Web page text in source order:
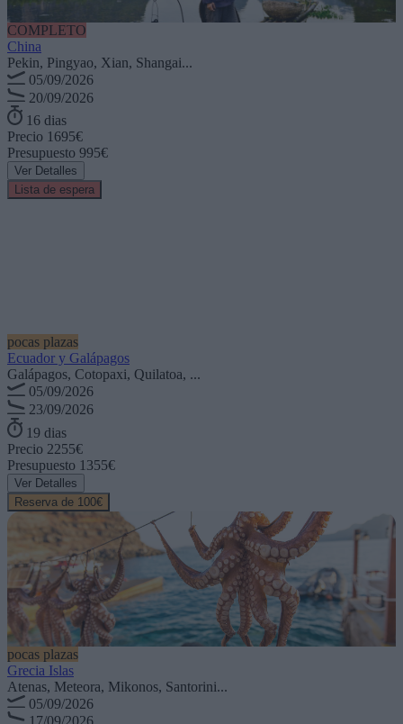
COMPLETO
China
Pekin, Pingyao, Xian, Shangai...
05/09/2026
20/09/2026
16 dias
Precio 1695€
Presupuesto 995€
Ver Detalles
Lista de espera
pocas plazas
Ecuador y Galápagos
Galápagos, Cotopaxi, Quilatoa, ...
05/09/2026
23/09/2026
19 dias
Precio 2255€
Presupuesto 1355€
Ver Detalles
Reserva de 100€
pocas plazas
Grecia Islas
Atenas, Meteora, Mikonos, Santorini...
05/09/2026